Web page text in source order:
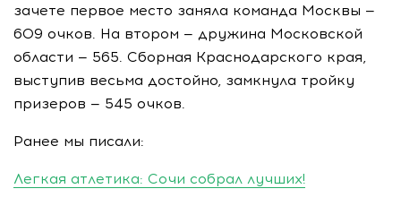
зачете первое место заняла команда Москвы —
609 очков. На втором — дружина Московской
области — 565. Сборная Краснодарского края,
выступив весьма достойно, замкнула тройку
призеров — 545 очков.
Ранее мы писали:
Легкая атлетика: Сочи собрал лучших!